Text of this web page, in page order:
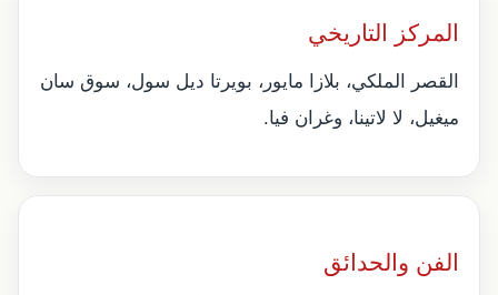
المركز التاريخي
القصر الملكي، بلازا مايور، بويرتا ديل سول، سوق سان
ميغيل، لا لاتينا، وغران فيا.
الفن والحدائق